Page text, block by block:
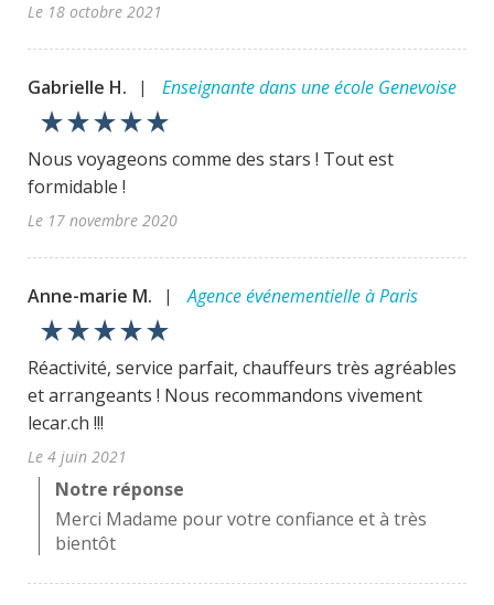
Le 18 octobre 2021
Gabrielle H. | Enseignante dans une école Genevoise
star_ratestar_ratestar_ratestar_ratestar_rate
Nous voyageons comme des stars ! Tout est
formidable !
Le 17 novembre 2020
Anne-marie M. | Agence événementielle à Paris
star_ratestar_ratestar_ratestar_ratestar_rate
Réactivité, service parfait, chauffeurs très agréables
et arrangeants ! Nous recommandons vivement
lecar.ch !!!
Le 4 juin 2021
Notre réponse
Merci Madame pour votre confiance et à très
bientôt